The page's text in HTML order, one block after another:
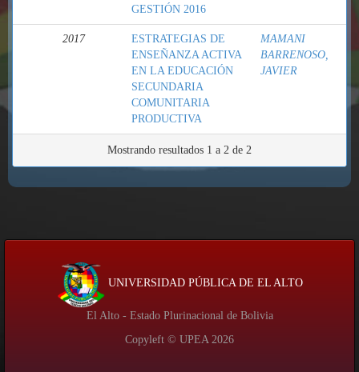
GESTIÓN 2016
2017
ESTRATEGIAS DE
ENSEÑANZA ACTIVA
EN LA EDUCACIÓN
SECUNDARIA
COMUNITARIA
PRODUCTIVA
MAMANI
BARRENOSO,
JAVIER
Mostrando resultados 1 a 2 de 2
UNIVERSIDAD PÚBLICA DE EL ALTO
El Alto - Estado Plurinacional de Bolivia
Copyleft © UPEA 2026